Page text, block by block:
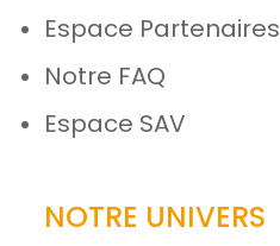
Espace Partenaires
Notre FAQ
Espace SAV
NOTRE UNIVERS